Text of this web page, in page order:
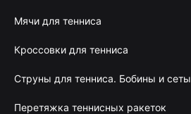
Мячи для тенниса
Кроссовки для тенниса
Струны для тенниса. Бобины и сеты
Перетяжка теннисных ракеток